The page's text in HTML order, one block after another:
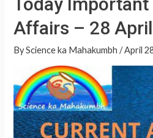
s
A
p
p
e
Affairs – 28
ByScience ka Mahakumbh /April